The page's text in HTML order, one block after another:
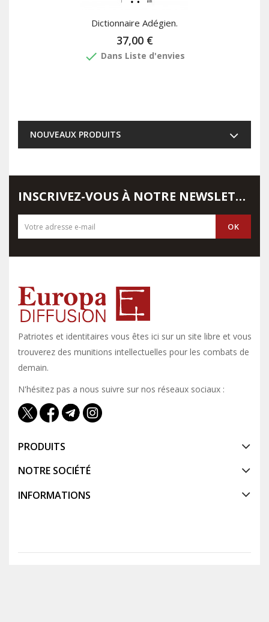
Dictionnaire Adégien.
37,00 €
done Dans Liste d'envies
NOUVEAUX PRODUITS
INSCRIVEZ-VOUS À NOTRE NEWSLETTER
Patriotes et identitaires vous êtes ici sur un site libre et vous y
trouverez des munitions intellectuelles pour les combats de
demain.
N'hésitez pas a nous suivre sur nos réseaux sociaux :
PRODUITS
NOTRE SOCIÉTÉ
INFORMATIONS